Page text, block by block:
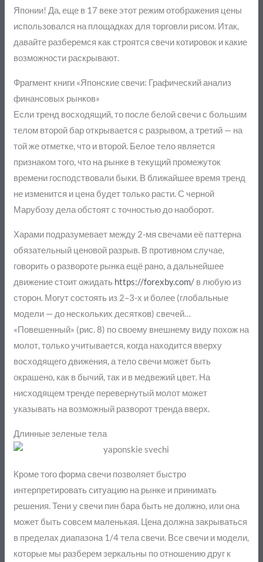
Японии! Да, еще в 17 веке этот режим отображения цены
использовался на площадках для торговли рисом. Итак,
давайте разберемся как строятся свечи котировок и какие
возможности раскрывают.
Фрагмент книги «Японские свечи: Графический анализ
финансовых рынков»
Если тренд восходящий, то после белой свечи с большим
телом второй бар открывается с разрывом, а третий — на
той же отметке, что и второй. Белое тело является
признаком того, что на рынке в текущий промежуток
времени господствовали быки. В ближайшее время тренд
не изменится и цена будет только расти. С черной
Марубозу дела обстоят с точностью до наоборот.
Харами подразумевает между 2-мя свечами её паттерна
обязательный ценовой разрыв. В противном случае,
говорить о развороте рынка ещё рано, а дальнейшее
движение стоит ожидать https://forexby.com/ в любую из
сторон. Могут состоять из 2–3-х и более (глобальные
модели — до нескольких десятков) свечей…
«Повешенный» (рис. 8) по своему внешнему виду похож на
молот, только учитывается, когда находится вверху
восходящего движения, а тело свечи может быть
окрашено, как в бычий, так и в медвежий цвет. На
нисходящем тренде перевернутый молот может
указывать на возможный разворот тренда вверх.
Длинные зеленые тела
Кроме того форма свечи позволяет быстро
интерпретировать ситуацию на рынке и принимать
решения. Тени у свечи пин бара быть не должно, или она
может быть совсем маленькая. Цена должна закрываться
в пределах диапазона 1/4 тела свечи. Все свечи и модели,
которые мы разберем зеркальны по отношению друг к